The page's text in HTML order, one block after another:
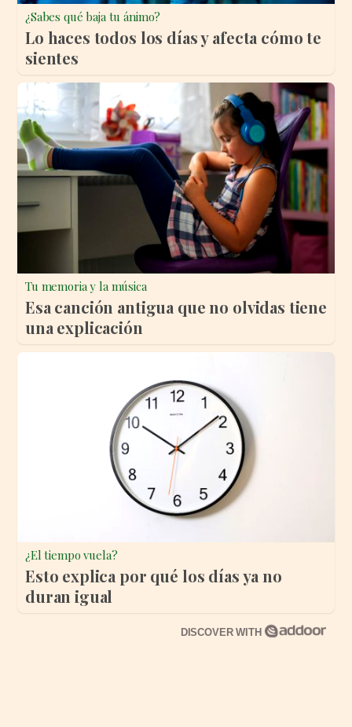
¿Sabes qué baja tu ánimo?
Lo haces todos los días y afecta cómo te
sientes
Tu memoria y la música
Esa canción antigua que no olvidas tiene
una explicación
¿El tiempo vuela?
Esto explica por qué los días ya no
duran igual
DISCOVER WITH